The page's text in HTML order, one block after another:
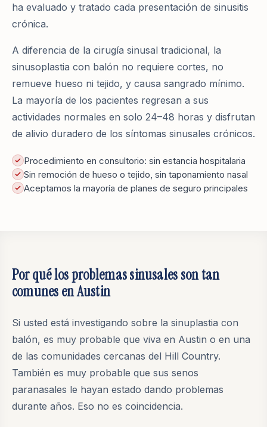
ha evaluado y tratado cada presentación de sinusitis
crónica.
A diferencia de la cirugía sinusal tradicional, la
sinusoplastia con balón no requiere cortes, no
remueve hueso ni tejido, y causa sangrado mínimo.
La mayoría de los pacientes regresan a sus
actividades normales en solo 24–48 horas y disfrutan
de alivio duradero de los síntomas sinusales crónicos.
Procedimiento en consultorio: sin estancia hospitalaria
Sin remoción de hueso o tejido, sin taponamiento nasal
Aceptamos la mayoría de planes de seguro principales
Por qué los problemas sinusales son tan
comunes en Austin
Si usted está investigando sobre la sinuplastia con
balón, es muy probable que viva en Austin o en una
de las comunidades cercanas del Hill Country.
También es muy probable que sus senos
paranasales le hayan estado dando problemas
durante años. Eso no es coincidencia.